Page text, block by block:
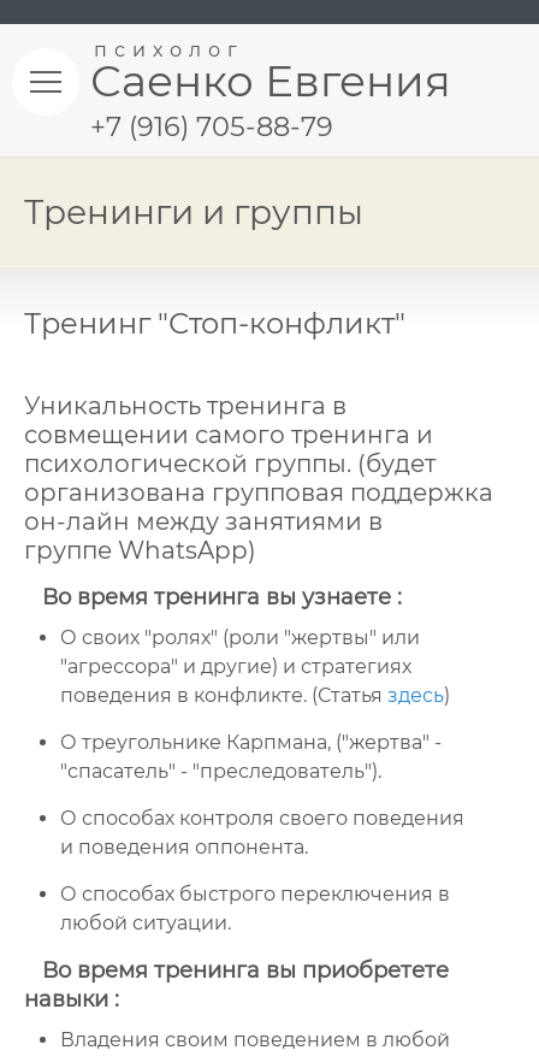
Саенко Евгения
психолог
+7 (916) 705-88-79
Тренинги и группы
Тренинг "Стоп-конфликт"
Уникальность тренинга в
совмещении самого тренинга и
психологической группы. (будет
организована групповая поддержка
он-лайн между занятиями в
группе WhatsApp)
Во время тренинга вы узнаете :
О своих "ролях" (роли "жертвы" или
"агрессора" и другие) и стратегиях
поведения в конфликте. (Статья здесь)
О треугольнике Карпмана, ("жертва" -
"спасатель" - "преследователь").
О способах контроля своего поведения
и поведения оппонента.
О способах быстрого переключения в
любой ситуации.
Во время тренинга вы приобретете
навыки :
Владения своим поведением в любой